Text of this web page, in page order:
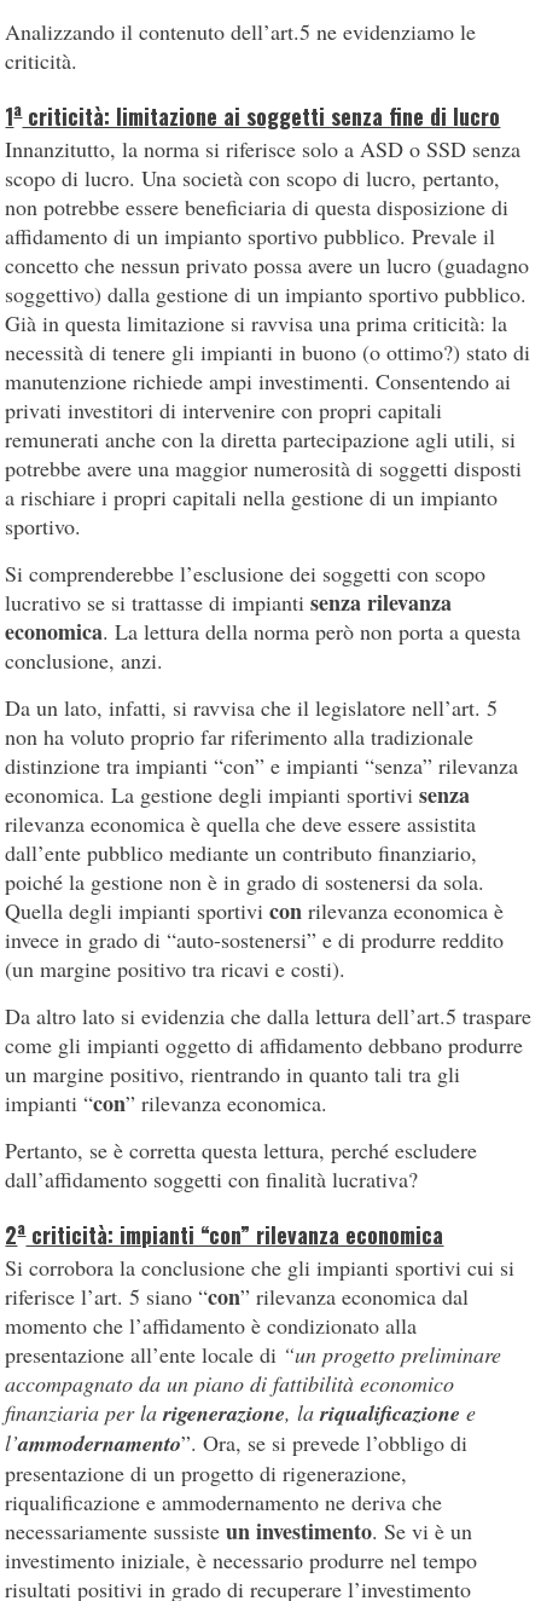
Analizzando il contenuto dell’art.5 ne evidenziamo le
criticità.
1acriticità: limitazione ai soggetti senza fine di lucro
Innanzitutto, la norma si riferisce solo a ASD o SSD senza
scopo di lucro. Una società con scopo di lucro, pertanto,
non potrebbe essere beneficiaria di questa disposizione di
affidamento di un impianto sportivo pubblico. Prevale il
concetto che nessun privato possa avere un lucro (guadagno
soggettivo) dalla gestione di un impianto sportivo pubblico.
Già in questa limitazione si ravvisa una prima criticità: la
necessità di tenere gli impianti in buono (o ottimo?) stato di
manutenzione richiede ampi investimenti. Consentendo ai
privati investitori di intervenire con propri capitali
remunerati anche con la diretta partecipazione agli utili, si
potrebbe avere una maggior numerosità di soggetti disposti
a rischiare i propri capitali nella gestione di un impianto
sportivo.
Si comprenderebbe l’esclusione dei soggetti con scopo
lucrativo se si trattasse di impiantisenza rilevanza
economica. La lettura della norma però non porta a questa
conclusione, anzi.
Da un lato, infatti, si ravvisa che il legislatore nell’art. 5
non ha voluto proprio far riferimento alla tradizionale
distinzione tra impianti “con” e impianti “senza” rilevanza
economica. La gestione degli impianti sportivisenza
rilevanza economica è quella che deve essere assistita
dall’ente pubblico mediante un contributo finanziario,
poiché la gestione non è in grado di sostenersi da sola.
Quella degli impianti sportivicon rilevanza economica è
invece in grado di “auto-sostenersi” e di produrre reddito
(un margine positivo tra ricavi e costi).
Da altro lato si evidenzia che dalla lettura dell’art.5 traspare
come gli impianti oggetto di affidamento debbano produrre
un margine positivo, rientrando in quanto tali tra gli
impianti “con” rilevanza economica.
Pertanto, se è corretta questa lettura, perché escludere
dall’affidamento soggetti con finalità lucrativa?
2acriticità: impianti “con” rilevanza economica
Si corrobora la conclusione che gli impianti sportivi cui si
riferisce l’art. 5 siano “con” rilevanza economica dal
momento che l’affidamento è condizionato alla
presentazione all’ente locale di “un progetto preliminare
accompagnato da un piano di fattibilità economico
finanziaria per larigenerazione, lariqualificazione e
l’ammodernamento”. Ora, se si prevede l’obbligo di
presentazione di un progetto di rigenerazione,
riqualificazione e ammodernamento ne deriva che
necessariamente sussisteun investimento. Se vi è un
investimento iniziale, è necessario produrre nel tempo
risultati positivi in grado di recuperare l’investimento